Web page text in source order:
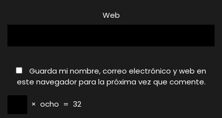
Web
Guarda mi nombre, correo electrónico y web en
este navegador para la próxima vez que comente.
× ocho = 32